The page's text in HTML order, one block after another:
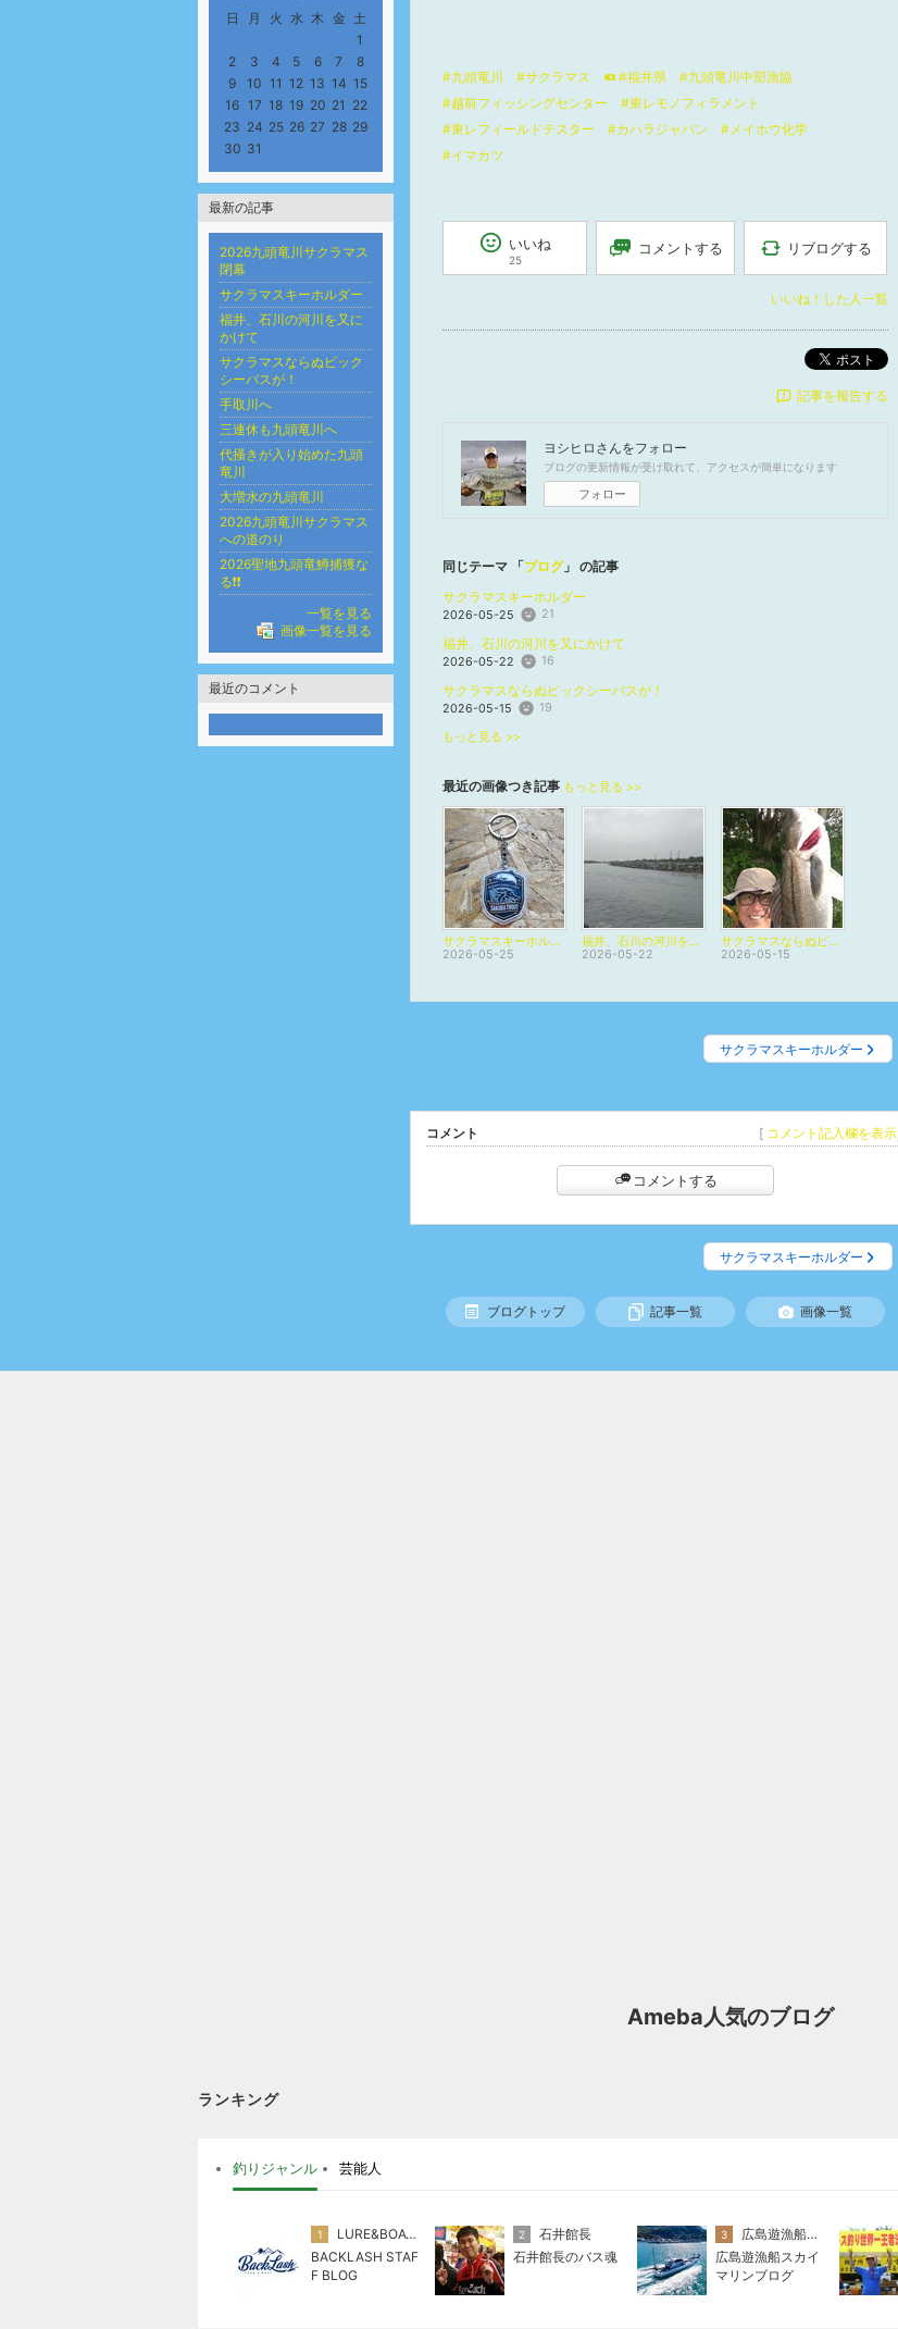
#九頭竜川 #サクラマス #福井県
#九頭竜川中部漁協
#越前フィッシングセンター
#東レモノフィラメント
#東レフィールドテスター
#カハラジャパン
#メイホウ化学
#イマカツ
いいね
25
コメントする リブログする
いいね！した人一覧
ポスト
記事を報告する
ヨシヒロ さんをフォロー
ブログの更新情報が受け取れて、アクセスが簡単になります
フォロー
同じテーマ 「ブログ」 の記事
サクラマスキーホルダー
2026-05-25 21
福井、石川の河川を又にかけて
2026-05-22 16
サクラマスならぬビックシーバスが！
2026-05-15 19
もっと見る >>
最近の画像つき記事 もっと見る >>
サクラマスキーホルダー
2026-05-25
福井、石川の河川を又にかけて
2026-05-22
サクラマスならぬビックシーバスが！
2026-05-15
サクラマスキーホルダー
[ コメント記入欄を表示
コメント
コメントする
サクラマスキーホルダー
ブログトップ 記事一覧 画像一覧
日
月 火 水 木 金 土
1
2
3 4 5 6 7
8
9
10 11 12 13 14 15
16 17 18 19 20 21 22
23 24 25 26 27 28 29
30 31
最新の記事
2026九頭竜川サクラマス
閉幕
サクラマスキーホルダー
福井、石川の河川を又に
かけて
サクラマスならぬビック
シーバスが！
手取川へ
三連休も九頭竜川へ
代掻きが入り始めた九頭
竜川
大増水の九頭竜川
2026九頭竜川サクラマス
への道のり
2026聖地九頭竜鱒捕獲な
る❗❗
一覧を見る
画像一覧を見る
最近のコメント
Ameba人気のブログ
ランキング
釣りジャンル 芸能人
1
LURE&BOAT バックラッシュ
BACKLASH STAF
F BLOG
2
石井館長
石井館長のバス魂
3
広島遊漁船スカイマリンブログ
広島遊漁船スカイ
マリンブログ